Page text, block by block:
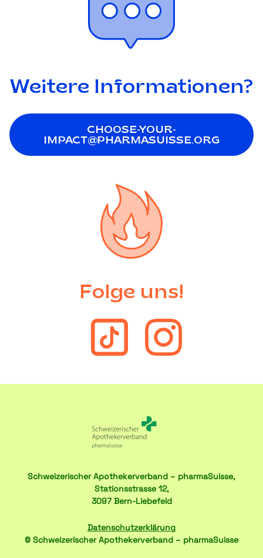
Weitere Informationen?
CHOOSE-YOUR-
IMPACT@PHARMASUISSE.ORG
Folge uns!
Schweizerischer Apothekerverband – pharmaSuisse,
Stationsstrasse 12,
3097 Bern-Liebefeld
Datenschutzerklärung
© Schweizerischer Apothekerverband – pharmaSuisse